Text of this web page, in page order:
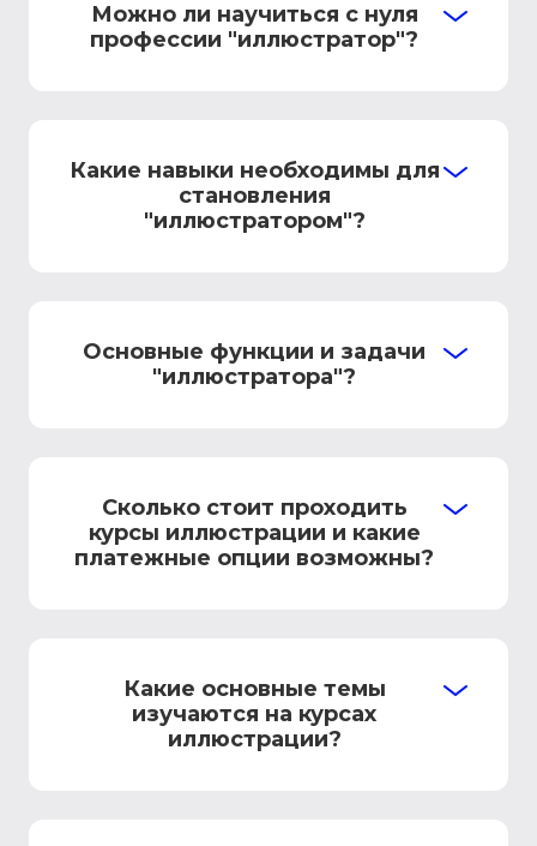
Можно ли научиться с нуля
профессии "иллюстратор"?
Какие навыки необходимы для
становления
"иллюстратором"?
Основные функции и задачи
"иллюстратора"?
Сколько стоит проходить
курсы иллюстрации и какие
платежные опции возможны?
Какие основные темы
изучаются на курсах
иллюстрации?